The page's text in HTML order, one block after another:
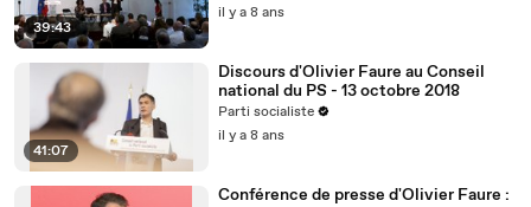
39:43
il y a 8 ans
41:07
Discours d'Olivier Faure au Conseil
national du PS - 13 octobre 2018
Parti socialiste
il y a 8 ans
Conférence de presse d'Olivier Faure :